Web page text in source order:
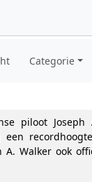
Categorie
piloot
een
A. Walker ook